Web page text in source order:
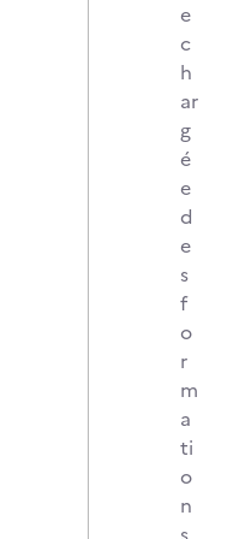
e
c
h
ar
g
é
e
d
e
s
f
o
r
m
a
ti
o
n